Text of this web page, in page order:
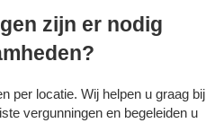
zijn er nodig
per locatie. Wij helpen u graag bij
vergunningen en begeleiden u